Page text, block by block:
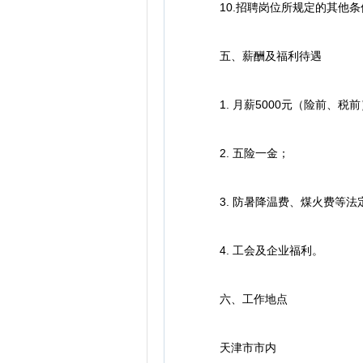
10.招聘岗位所规定的其他条
五、薪酬及福利待遇
1. 月薪5000元（险前、税前
2. 五险一金；
3. 防暑降温费、煤火费等法
4. 工会及企业福利。
六、工作地点
天津市市内